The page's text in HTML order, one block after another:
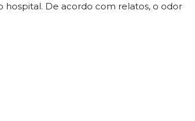
hospital. De acordo com relatos, o odor